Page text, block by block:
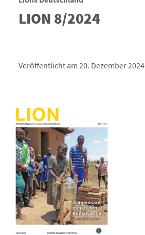
LION 8/2024
Veröffentlicht am 20. Dezember 2024